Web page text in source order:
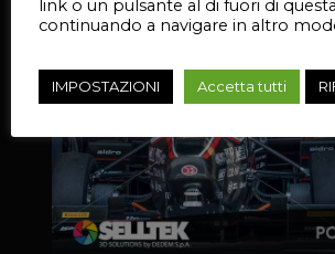
link o un pulsante al di fuori di
continuando a navigare in altro
IMPOSTAZIONI Accetta tutti